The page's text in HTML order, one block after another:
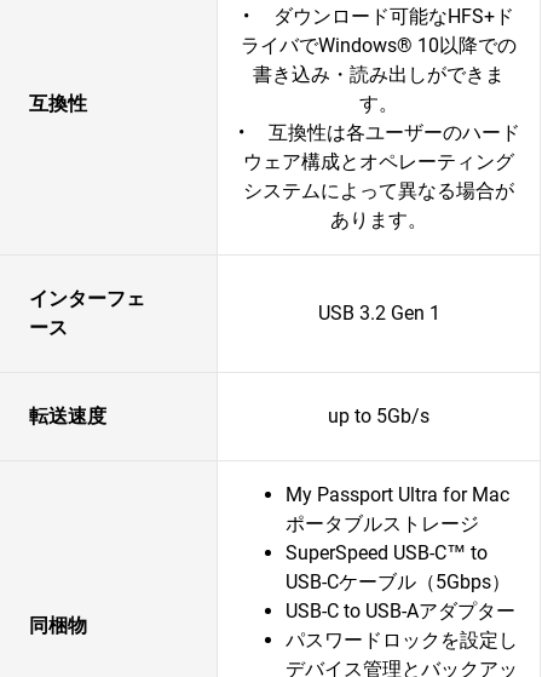
互換性
• ダウンロード可能なHFS+ド
ライバでWindows® 10以降での
書き込み・読み出しができま
す。
• 互換性は各ユーザーのハード
ウェア構成とオペレーティング
システムによって異なる場合が
あります。
インターフェ
ース
USB 3.2 Gen 1
転送速度 up to 5Gb/s
同梱物
My Passport Ultra for Mac
ポータブルストレージ
SuperSpeed USB-C™ to
USB-Cケーブル（5Gbps）
USB-C to USB-Aアダプター
パスワードロックを設定し
デバイス管理とバックアッ